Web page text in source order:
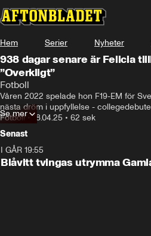
Hem Serier Nyheter
938 dagar senare är Felicia
”Overkligt”
Fotboll
Våren 2022 spelade hon F19-EM för
nästa dröm i uppfyllelse -
Men så kom mardrömmen och det
sprang in på en plan igen.
Fotboll•18.04.25 • 62 sek
Se mer
Senast
I GÅR 19:55
Blåvitt tvingas utrymma